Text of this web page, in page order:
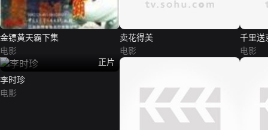
金镖黄天霸下集
电影
卖花得美
电影
千里送
电影
正片
李时珍
电影